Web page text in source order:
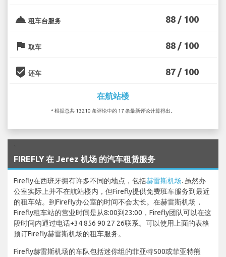
room_service 租车台服务 88 / 100
flag 取车 88 / 100
beenhere 还车 87 / 100
在航站楼
* 根据总共 13210 条评论中的 17 条最新评论计算得出。
FIREFLY 在 Jerez 机场 的汽车租赁服务
Firefly在西班牙拥有许多不同的地点，包括赫雷斯机场. 虽然办
公室实际上并不在航站楼内，但Firefly提供免费班车服务到最近
的租车站。到Firefly办公室的时间不会太长。在赫雷斯机场，
Firefly租车站的营业时间是从8:00到23:00，Firefly团队可以在这
段时间内通过电话+34 856 90 27 26联系。可以使用上面的表格
预订Firefly赫雷斯机场的租车服务。
Firefly赫雷斯机场的车队包括迷你组的菲亚特500或菲亚特熊